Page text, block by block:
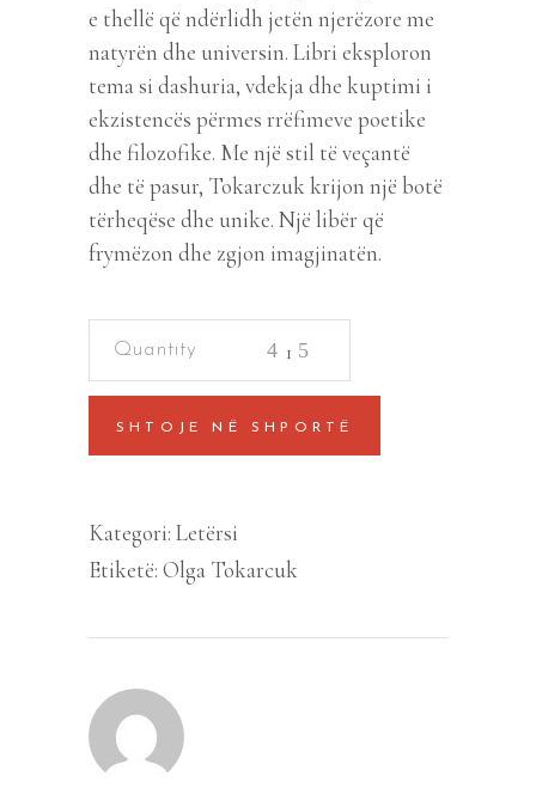
e thellë që ndërlidh jetën njerëzore me
natyrën dhe universin. Libri eksploron
tema si dashuria, vdekja dhe kuptimi i
ekzistencës përmes rrëfimeve poetike
dhe filozofike. Me një stil të veçantë
dhe të pasur, Tokarczuk krijon një botë
tërheqëse dhe unike. Një libër që
frymëzon dhe zgjon imagjinatën.
SHTOJE NË SHPORTË
Kategori: Letërsi
Etiketë: Olga Tokarcuk